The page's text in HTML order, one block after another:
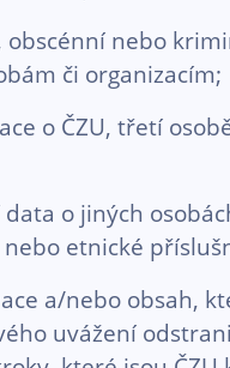
nebo
či organizacím;
o ČZU, třetí
o jiných
etnické
a/nebo obsah,
uvážení